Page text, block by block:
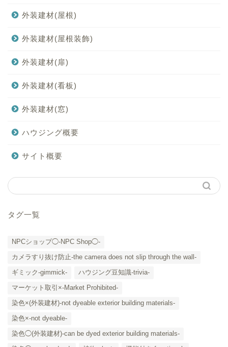
外装建材(屋根)
外装建材(屋根装飾)
外装建材(扉)
外装建材(看板)
外装建材(窓)
ハウジング概要
サイト概要
タグ一覧
NPCショップ◯-NPC Shop◯-
カメラすり抜け防止-the camera does not slip through the wall-
ギミック-gimmick-
ハウジング豆知識-trivia-
マーケット取引×-Market Prohibited-
染色×(外装建材)-not dyeable exterior building materials-
染色×-not dyeable-
染色◯(外装建材)-can be dyed exterior building materials-
Category List-